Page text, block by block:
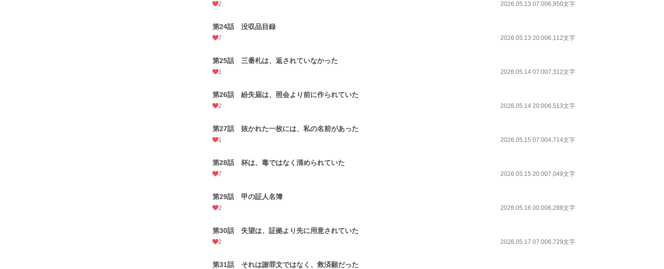
2 2026.05.13 07:006,950文字
第24話 没収品目録
7 2026.05.13 20:006,112文字
第25話 三番札は、返されていなかった
1 2026.05.14 07:007,312文字
第26話 紛失届は、照会より前に作られていた
2 2026.05.14 20:006,513文字
第27話 抜かれた一枚には、私の名前があった
1 2026.05.15 07:004,714文字
第28話 杯は、毒ではなく清められていた
7 2026.05.15 20:007,049文字
第29話 甲の証人名簿
2 2026.05.16 00:006,288文字
第30話 失望は、証拠より先に用意されていた
2 2026.05.17 07:006,729文字
第31話 それは謝罪文ではなく、救済願だった